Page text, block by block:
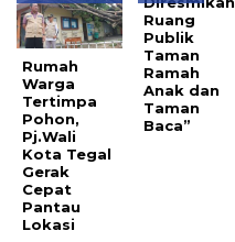
Rumah
Warga
Tertimpa
Pohon,
Pj.Wali
Kota Tegal
Gerak
Cepat
Pantau
Lokasi
Ruang
Publik
Taman
Ramah
Anak dan
Taman
Baca”